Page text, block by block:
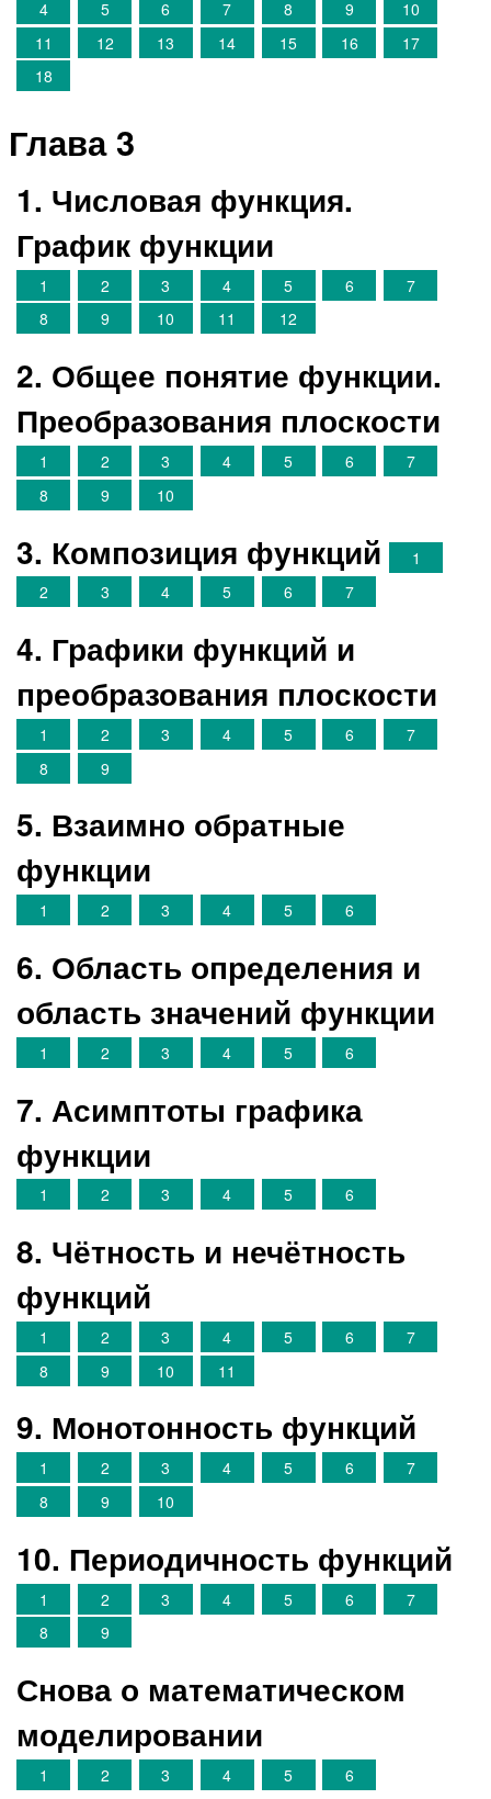
4
5 6 7 8 9
10
11
12 13 14 15 16
17
18
Глава 3
1. Числовая функция.
График функции
1 2 3 4 5 6
7
8
9 10 11 12
2. Общее понятие функции.
Преобразования плоскости
1 2 3 4 5 6
7
8
9 10
3. Композиция функций
1
2
3 4 5 6 7
4. Графики функций и
преобразования плоскости
1 2 3 4 5 6
7
8
9
5. Взаимно обратные
функции
1 2 3 4 5 6
6. Область определения и
область значений функции
1 2 3 4 5 6
7. Асимптоты графика
функции
1 2 3 4 5 6
8. Чётность и нечётность
функций
1 2 3 4 5 6
7
8
9 10 11
9. Монотонность функций
1 2 3 4 5 6
7
8
9 10
10. Периодичность функций
1 2 3 4 5 6
7
8
9
Снова о математическом
моделировании
1 2 3 4 5 6